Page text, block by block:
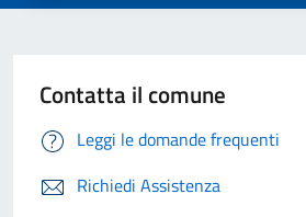
Contatta il comune
Leggi le domande frequenti
Richiedi Assistenza